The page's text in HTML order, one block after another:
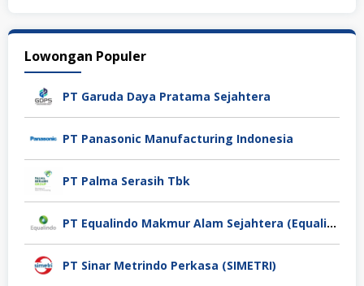
Lowongan Populer
PT Garuda Daya Pratama Sejahtera
PT Panasonic Manufacturing Indonesia
PT Palma Serasih Tbk
PT Equalindo Makmur Alam Sejahtera (Equalindo Group)
PT Sinar Metrindo Perkasa (SIMETRI)